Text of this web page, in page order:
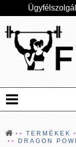
TERMÉKEK
DRAGON